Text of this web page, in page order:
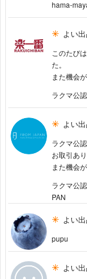
hama-
よい
このたび
た。
また機会
ラクマ公
よい
ラクマ公
お取引あ
また機会
ラクマ公
PAN
よい
pupu
よい